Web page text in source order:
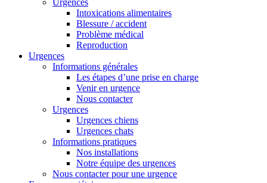
Urgences
Intoxications alimentaires
Blessure / accident
Problème médical
Reproduction
Urgences
Informations générales
Les étapes d’une prise en charge
Venir en urgence
Nous contacter
Urgences
Urgences chiens
Urgences chats
Informations pratiques
Nos installations
Notre équipe des urgences
Nous contacter pour une urgence